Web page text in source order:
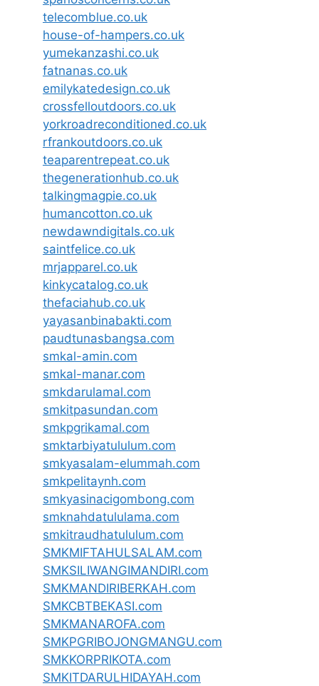
telecomblue.co.uk
house-of-hampers.co.uk
yumekanzashi.co.uk
fatnanas.co.uk
emilykatedesign.co.uk
crossfelloutdoors.co.uk
yorkroadreconditioned.co.uk
rfrankoutdoors.co.uk
teaparentrepeat.co.uk
thegenerationhub.co.uk
talkingmagpie.co.uk
humancotton.co.uk
newdawndigitals.co.uk
saintfelice.co.uk
mrjapparel.co.uk
kinkycatalog.co.uk
thefaciahub.co.uk
yayasanbinabakti.com
paudtunasbangsa.com
smkal-amin.com
smkal-manar.com
smkdarulamal.com
smkitpasundan.com
smkpgrikamal.com
smktarbiyatululum.com
smkyasalam-elummah.com
smkpelitaynh.com
smkyasinacigombong.com
smknahdatululama.com
smkitraudhatululum.com
SMKMIFTAHULSALAM.com
SMKSILIWANGIMANDIRI.com
SMKMANDIRIBERKAH.com
SMKCBTBEKASI.com
SMKMANAROFA.com
SMKPGRIBOJONGMANGU.com
SMKKORPRIKOTA.com
SMKITDARULHIDAYAH.com